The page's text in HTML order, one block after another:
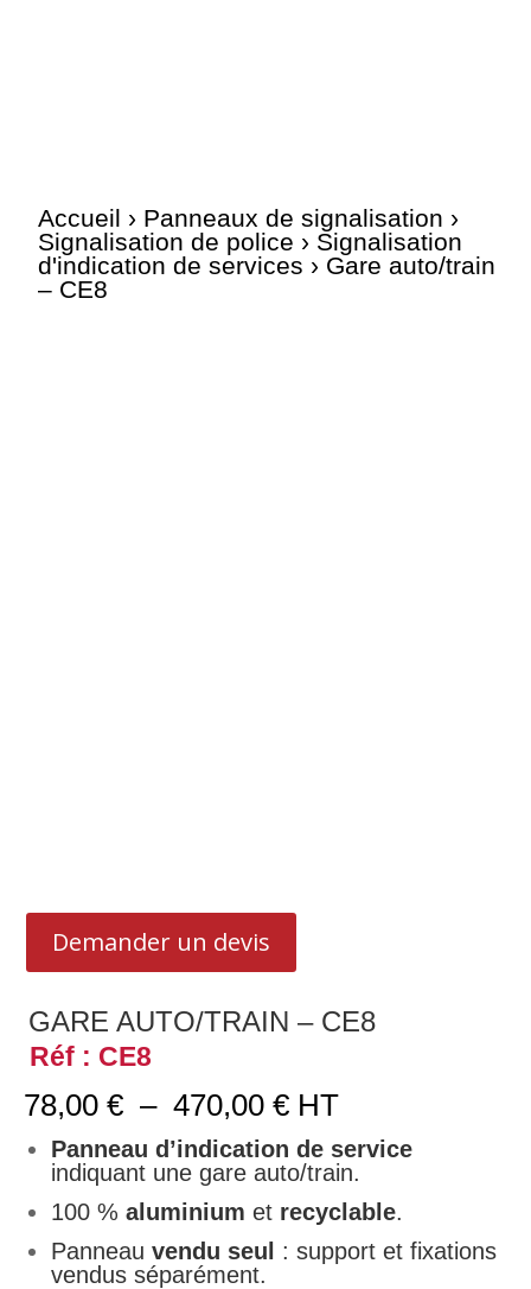
Accueil › Panneaux de signalisation ›
Signalisation de police › Signalisation
d'indication de services › Gare auto/train
– CE8
Demander un devis
GARE AUTO/TRAIN – CE8
Réf : CE8
78,00€ – 470,00€Plage
de
prix :
78,00 €
à
470,00 €
HT
Panneau d’indication de service
indiquant une gare auto/train.
100 %aluminiumet recyclable.
Panneau vendu seul
: support et fixations
vendus séparément.